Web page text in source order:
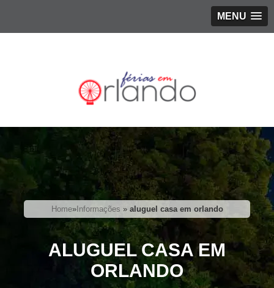
MENU
Home»Informações » aluguel casa em orlando
ALUGUEL CASA EM
ORLANDO